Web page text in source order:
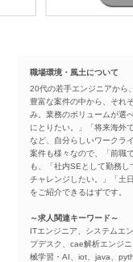
職場環境・風土について
20代の若手エンジニアから
豊富な案件の中から、それ
み。業務のボリュームが選
にとりたい。」「将来海外
など、自分らしいワークラ
案件も様々なので、「前職
も、「社内SEとして勤務
チャレンジしたい。」「土
をご紹介できるはずです。
～求人関連キーワード～
ITエンジニア、システムエ
プデスク、cae解析エンジ
械学習・AI、iot、java、